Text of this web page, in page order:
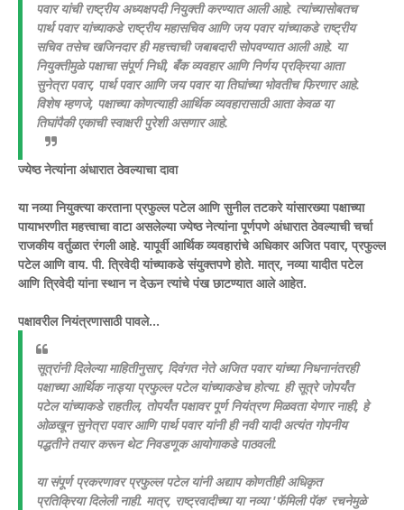
पवार यांची राष्ट्रीय अध्यक्षपदी नियुक्ती करण्यात आली आहे. त्यांच्यासोबतच
पार्थ पवार यांच्याकडे राष्ट्रीय महासचिव आणि जय पवार यांच्याकडे राष्ट्रीय
सचिव तसेच खजिनदार ही महत्त्वाची जबाबदारी सोपवण्यात आली आहे. या
नियुक्तीमुळे पक्षाचा संपूर्ण निधी, बँक व्यवहार आणि निर्णय प्रक्रिया आता
सुनेत्रा पवार, पार्थ पवार आणि जय पवार या तिघांच्या भोवतीच फिरणार आहे.
विशेष म्हणजे, पक्षाच्या कोणत्याही आर्थिक व्यवहारासाठी आता केवळ या
तिघांपैकी एकाची स्वाक्षरी पुरेशी असणार आहे.
ज्येष्ठ नेत्यांना अंधारात ठेवल्याचा दावा
या नव्या नियुक्त्या करताना प्रफुल्ल पटेल आणि सुनील तटकरे यांसारख्या पक्षाच्या
पायाभरणीत महत्त्वाचा वाटा असलेल्या ज्येष्ठ नेत्यांना पूर्णपणे अंधारात ठेवल्याची चर्चा
राजकीय वर्तुळात रंगली आहे. यापूर्वी आर्थिक व्यवहारांचे अधिकार अजित पवार, प्रफुल्ल
पटेल आणि वाय. पी. त्रिवेदी यांच्याकडे संयुक्तपणे होते. मात्र, नव्या यादीत पटेल
आणि त्रिवेदी यांना स्थान न देऊन त्यांचे पंख छाटण्यात आले आहेत.
पक्षावरील नियंत्रणासाठी पावले...
सूत्रांनी दिलेल्या माहितीनुसार, दिवंगत नेते अजित पवार यांच्या निधनानंतरही
पक्षाच्या आर्थिक नाड्या प्रफुल्ल पटेल यांच्याकडेच होत्या. ही सूत्रे जोपर्यंत
पटेल यांच्याकडे राहतील, तोपर्यंत पक्षावर पूर्ण नियंत्रण मिळवता येणार नाही, हे
ओळखून सुनेत्रा पवार आणि पार्थ पवार यांनी ही नवी यादी अत्यंत गोपनीय
पद्धतीने तयार करून थेट निवडणूक आयोगाकडे पाठवली.
या संपूर्ण प्रकरणावर प्रफुल्ल पटेल यांनी अद्याप कोणतीही अधिकृत
प्रतिक्रिया दिलेली नाही. मात्र, राष्ट्रवादीच्या या नव्या 'फॅमिली पॅक' रचनेमुळे